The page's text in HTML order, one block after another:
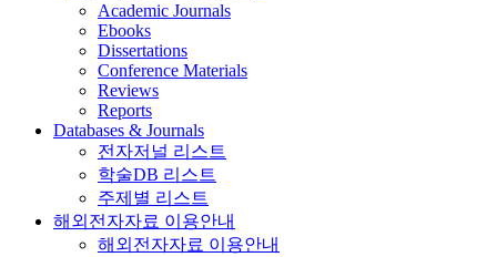
Academic Journals
Ebooks
Dissertations
Conference Materials
Reviews
Reports
Databases & Journals
전자저널 리스트
학술DB 리스트
주제별 리스트
해외전자자료 이용안내
해외전자자료 이용안내